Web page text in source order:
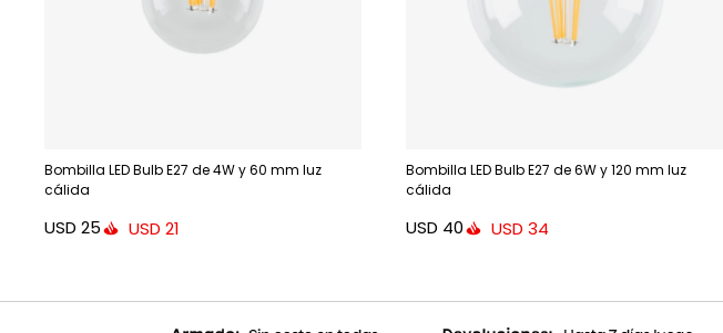
Bombilla LED Bulb E27 de 4W y 60 mm luz
cálida
USD 25 USD 21
Bombilla LED Bulb E27 de 6W y 120 mm luz
cálida
USD 40 USD 34